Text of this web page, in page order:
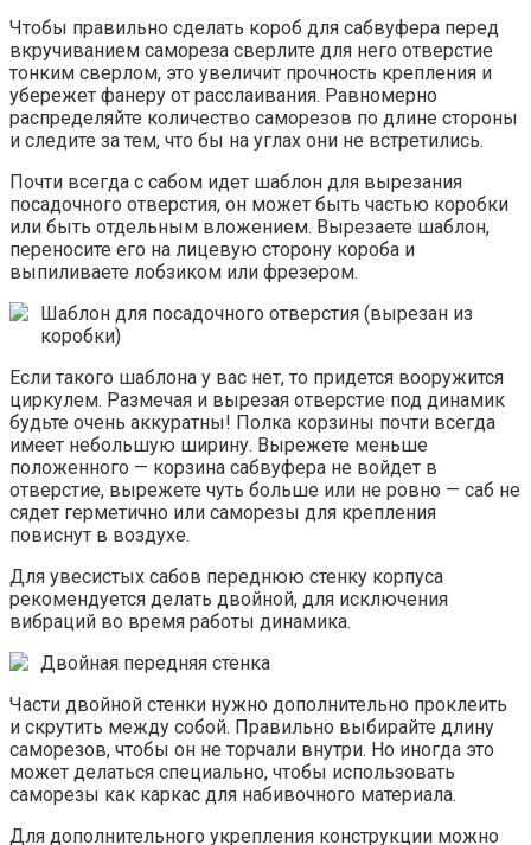
Чтобы правильно сделать короб для сабвуфера перед
вкручиванием самореза сверлите для него отверстие
тонким сверлом, это увеличит прочность крепления и
убережет фанеру от расслаивания. Равномерно
распределяйте количество саморезов по длине стороны
и следите за тем, что бы на углах они не встретились.
Почти всегда с сабом идет шаблон для вырезания
посадочного отверстия, он может быть частью коробки
или быть отдельным вложением. Вырезаете шаблон,
переносите его на лицевую сторону короба и
выпиливаете лобзиком или фрезером.
Шаблон для посадочного отверстия (вырезан из
коробки)
Если такого шаблона у вас нет, то придется вооружится
циркулем. Размечая и вырезая отверстие под динамик
будьте очень аккуратны! Полка корзины почти всегда
имеет небольшую ширину. Вырежете меньше
положенного — корзина сабвуфера не войдет в
отверстие, вырежете чуть больше или не ровно — саб не
сядет герметично или саморезы для крепления
повиснут в воздухе.
Для увесистых сабов переднюю стенку корпуса
рекомендуется делать двойной, для исключения
вибраций во время работы динамика.
Двойная передняя стенка
Части двойной стенки нужно дополнительно проклеить
и скрутить между собой. Правильно выбирайте длину
саморезов, чтобы он не торчали внутри. Но иногда это
может делаться специально, чтобы использовать
саморезы как каркас для набивочного материала.
Для дополнительного укрепления конструкции можно